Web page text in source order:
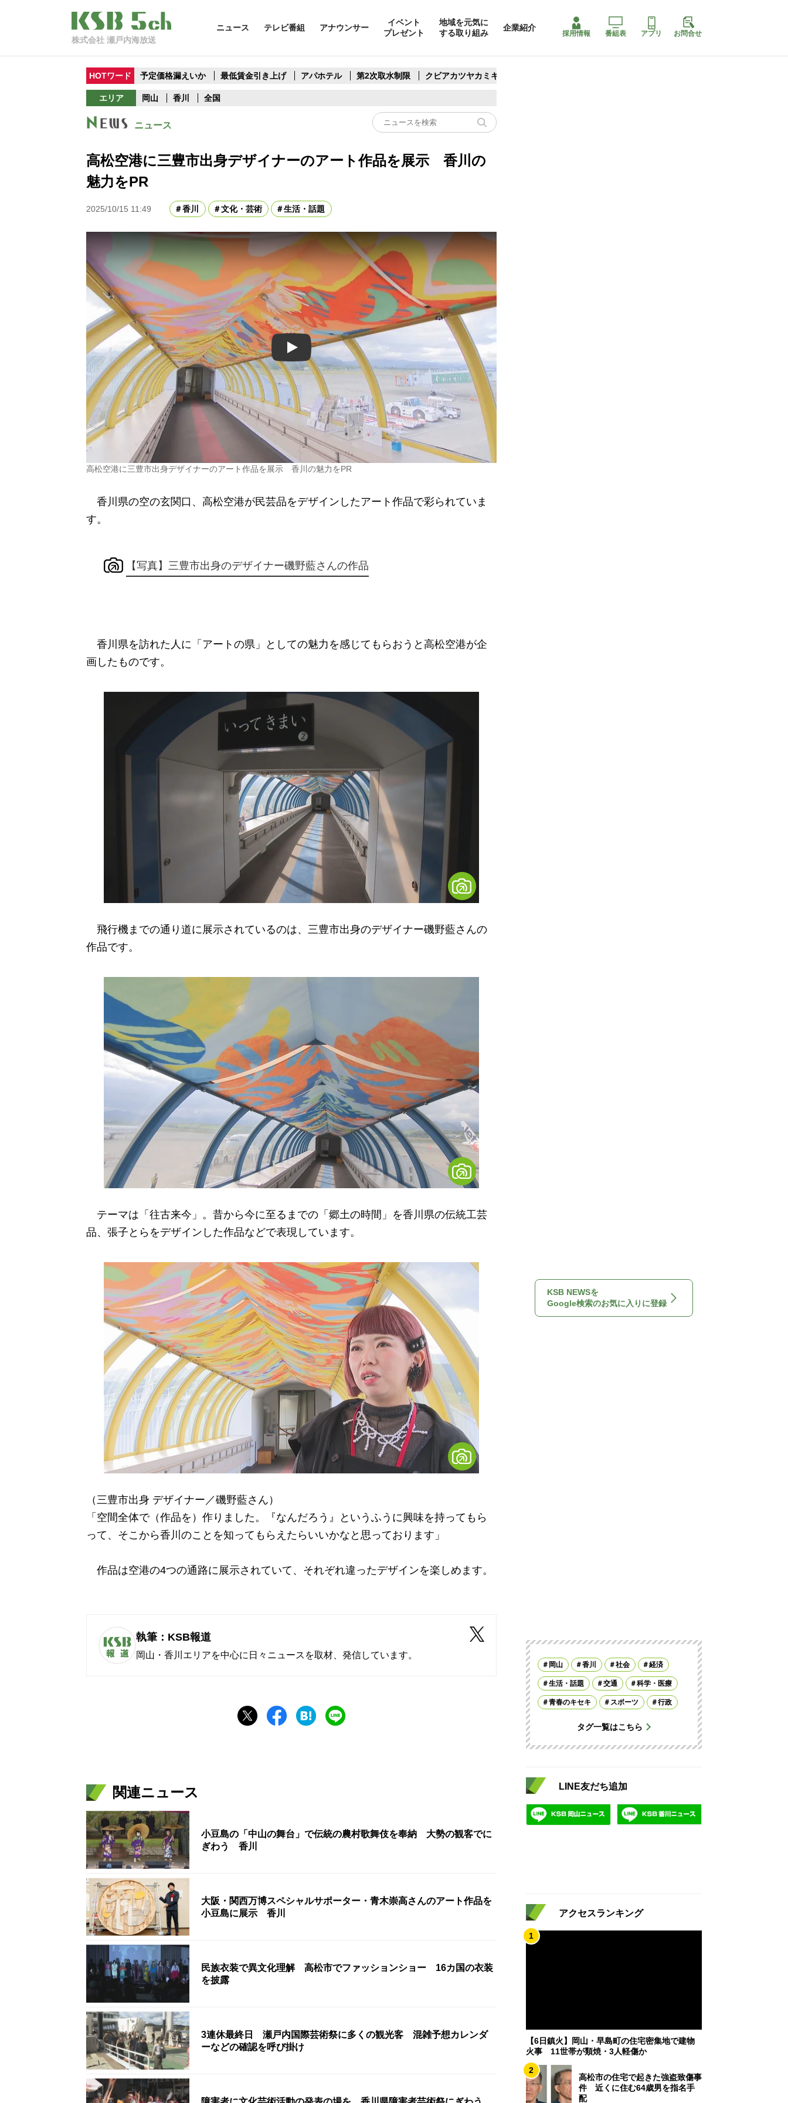
株式会社 瀬戸内海放送
ニュース テレビ番組 アナウンサー
イベント
プレゼント
地域を元気に
する取り組み
企業紹介
採用情報 番組表 アプリ お問合せ
HOTワード 予定価格漏えいか 最低賃金引き上げ アパホテル 第2次取水制限 クビアカツヤカミキリ
エリア 岡山 香川 全国
ニュース
高松空港に三豊市出身デザイナーのアート作品を展示 香川の
魅力をPR
2025/10/15 11:49 香川 文化・芸術 生活・話題
Play
高松空港に三豊市出身デザイナーのアート作品を展示 香川の魅力をPR
香川県の空の玄関口、高松空港が民芸品をデザインしたアート作品で彩られていま
す。
【写真】三豊市出身のデザイナー磯野藍さんの作品
香川県を訪れた人に「アートの県」としての魅力を感じてもらおうと高松空港が企
画したものです。
飛行機までの通り道に展示されているのは、三豊市出身のデザイナー磯野藍さんの
作品です。
テーマは「往古来今」。昔から今に至るまでの「郷土の時間」を香川県の伝統工芸
品、張子とらをデザインした作品などで表現しています。
（三豊市出身 デザイナー／磯野藍さん）
「空間全体で（作品を）作りました。『なんだろう』というふうに興味を持ってもら
って、そこから香川のことを知ってもらえたらいいかなと思っております」
作品は空港の4つの通路に展示されていて、それぞれ違ったデザインを楽しめます。
執筆：KSB報道
岡山・香川エリアを中心に日々ニュースを取材、発信しています。
関連ニュース
小豆島の「中山の舞台」で伝統の農村歌舞伎を奉納 大勢の観客でに
ぎわう 香川
大阪・関西万博スペシャルサポーター・青木崇高さんのアート作品を
小豆島に展示 香川
民族衣装で異文化理解 高松市でファッションショー 16カ国の衣装
を披露
3連休最終日 瀬戸内国際芸術祭に多くの観光客 混雑予想カレンダ
ーなどの確認を呼び掛け
KSB NEWSを
Google検索のお気に入りに登録
岡山 香川 社会 経済
生活・話題 交通 科学・医療
青春のキセキ スポーツ 行政
タグ一覧はこちら
LINE友だち追加
アクセスランキング
1
【6日鎮火】岡山・早島町の住宅密集地で建物
火事 11世帯が類焼・3人軽傷か
2
高松市の住宅で起きた強盗致傷事
件 近くに住む64歳男を指名手
配